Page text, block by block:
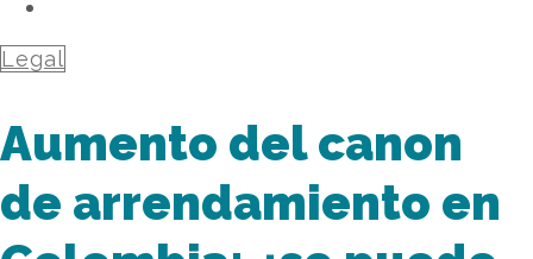
Legal
Aumento del canon
de arrendamiento en